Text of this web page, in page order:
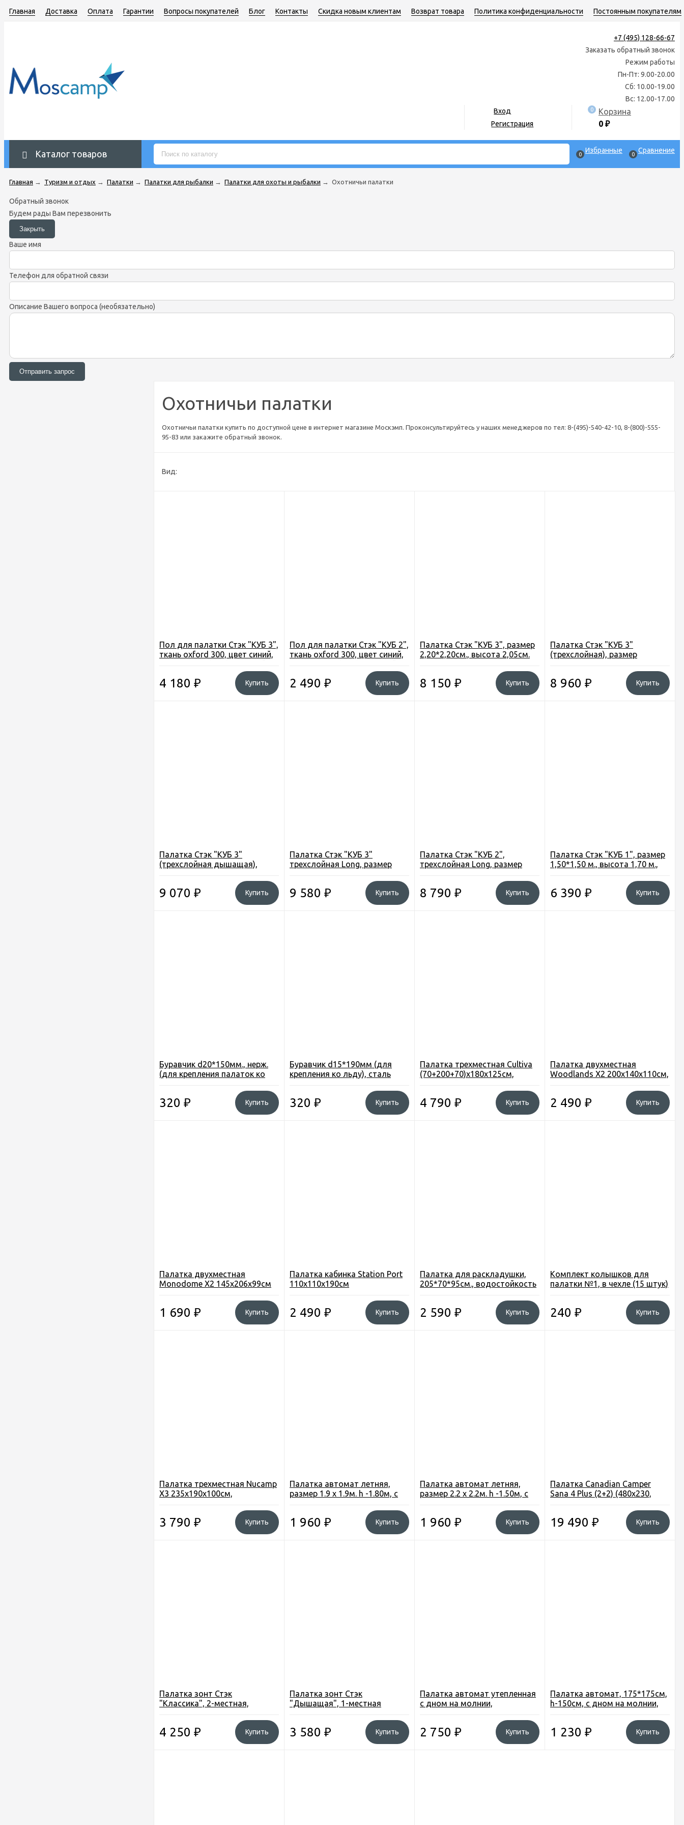
Главная Доставка Оплата Гарантии Вопросы покупателей Блог Контакты Скидка новым клиентам Возврат товара Политика конфиденциальности Постоянным покупателям
+7 (495) 128-66-67
Заказать обратный звонок
Режим работы
Пн-Пт: 9.00-20.00
Сб: 10.00-19.00
Вс: 12.00-17.00
Вход
Регистрация
0
Корзина
0 ₽
Каталог товаров 0 Избранные 0 Сравнение
Главная → Туризм и отдых → Палатки → Палатки для рыбалки → Палатки для охоты и рыбалки → Охотничьи палатки
Обратный звонок
Будем рады Вам перезвонить
Ваше имя
Телефон для обратной связи
Описание Вашего вопроса (необязательно)
Охотничьи палатки
Охотничьи палатки купить по доступной цене в интернет магазине Москэмп. Проконсультируйтесь у наших менеджеров по тел: 8-(495)-540-42-10, 8-(800)-555-
95-83 или закажите обратный звонок.
Вид:
Пол для палатки Стэк "КУБ 3",
ткань oxford 300, цвет синий,
4 180 ₽ Купить
Пол для палатки Стэк "КУБ 2",
ткань oxford 300, цвет синий,
2 490 ₽ Купить
Палатка Стэк "КУБ 3", размер
2,20*2,20см., высота 2,05см.
8 150 ₽ Купить
Палатка Стэк "КУБ 3"
(трехслойная), размер
8 960 ₽ Купить
Палатка Стэк "КУБ 3"
(трехслойная дышащая),
9 070 ₽ Купить
Палатка Стэк "КУБ 3"
трехслойная Long, размер
9 580 ₽ Купить
Палатка Стэк "КУБ 2",
трехслойная Long, размер
8 790 ₽ Купить
Палатка Стэк "КУБ 1", размер
1,50*1,50 м., высота 1,70 м.,
6 390 ₽ Купить
Буравчик d20*150мм., нерж.
(для крепления палаток ко
320 ₽ Купить
Буравчик d15*190мм (для
крепления ко льду), сталь
320 ₽ Купить
Палатка трехместная Cultiva
(70+200+70)х180х125см,
4 790 ₽ Купить
Палатка двухместная
Woodlands Х2 200х140х110см,
2 490 ₽ Купить
Палатка двухместная
Monodome Х2 145х206х99см
1 690 ₽ Купить
Палатка кабинка Station Port
110х110х190см
2 490 ₽ Купить
Палатка для раскладушки,
205*70*95см., водостойкость
2 590 ₽ Купить
Комплект колышков для
палатки №1, в чехле (15 штук)
240 ₽ Купить
Палатка трехместная Nucamp
X3 235х190х100см,
3 790 ₽ Купить
Палатка автомат летняя,
размер 1.9 х 1.9м. h -1.80м, с
1 960 ₽ Купить
Палатка автомат летняя,
размер 2.2 х 2.2м. h -1.50м, с
1 960 ₽ Купить
Палатка Canadian Camper
Sana 4 Plus (2+2) (480x230,
19 490 ₽ Купить
Палатка зонт Стэк
"Классика", 2-местная,
4 250 ₽ Купить
Палатка зонт Стэк
"Дышащая", 1-местная
3 580 ₽ Купить
Палатка автомат утепленная
с дном на молнии,
2 750 ₽ Купить
Палатка автомат, 175*175см,
h-150см, с дном на молнии,
1 230 ₽ Купить